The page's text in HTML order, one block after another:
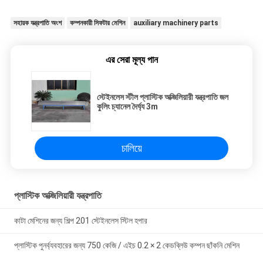
সহায়ক যন্ত্রপাতি অংশ কম্পনকারী সিফটার মেশিন auxiliary machinery parts
এর সেরা মূল্য পান
স্টেইনলেস স্টীল প্লাস্টিক অক্জিলিয়ারী যন্ত্রপাতি জল
কুলিং চ্যানেল দৈর্ঘ্য 3m
চালিয়ে
প্লাস্টিক অক্জিলিয়ারী যন্ত্রপাতি
কাটা মেশিনের জন্য শিল্প 201 স্টেইনলেস স্টিল হপার
প্লাস্টিক পুনর্ব্যবহারের জন্য 750 কেজি / এইচ 0.2 × 2 কেডব্লিউ কম্পন ছাঁকনি মেশিন